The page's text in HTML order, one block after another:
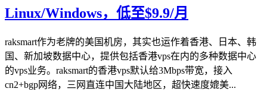
Linux/Windows，低至$9.9/月
raksmart作为老牌的美国机房，其实也运作着香港、日本、韩
国、新加坡数据中心，提供包括香港vps在内的多种数据中心
的vps业务。raksmart的香港vps默认给3Mbps带宽，接入
cn2+bgp网络，三网直连中国大陆地区，超快速度媲美...